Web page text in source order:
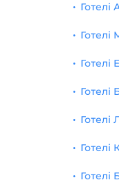
Готелі
Готелі
Готелі
Готелі
Готелі
Готелі
Готелі